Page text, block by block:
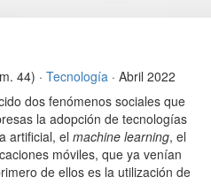
44) · Tecnología · Abril 2022
dos fenómenos sociales que
la adopción de tecnologías
artificial, el machine learning, el
móviles, que ya venían
de ellos es la utilización de